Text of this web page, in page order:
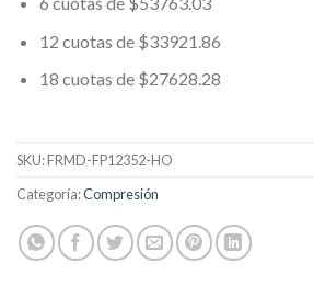
12 cuotas de $33921.86
18 cuotas de $27628.28
SKU:FRMD-FP12352-HO
Categoría:Compresión